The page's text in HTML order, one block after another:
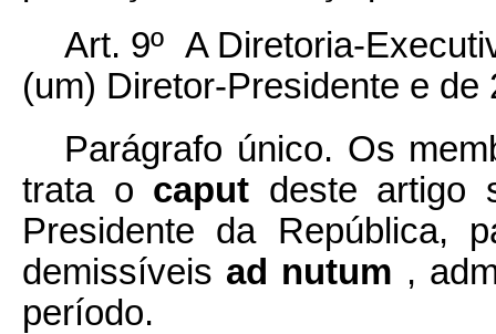
Art. 9º A Diretoria-
(um) Diretor-Presidente e de
Parágrafo único. Os
trata o caput deste artigo
Presidente da República,
demissíveis ad nutum ,
período.